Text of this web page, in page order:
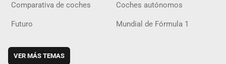
Comparativa de coches Coches autónomos
Futuro Mundial de Fórmula 1
VER MÁS TEMAS